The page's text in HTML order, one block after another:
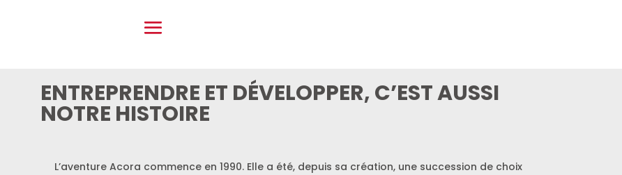
ENTREPRENDRE ET DÉVELOPPER, C’EST AUSSI
NOTRE HISTOIRE
L’aventure Acora commence en 1990. Elle a été, depuis sa création, une succession de choix